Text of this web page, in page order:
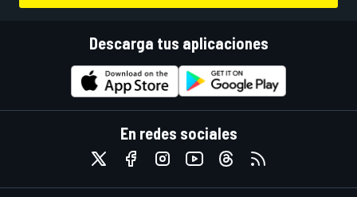
Descarga tus aplicaciones
En redes sociales